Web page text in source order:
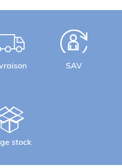
SAV
stock